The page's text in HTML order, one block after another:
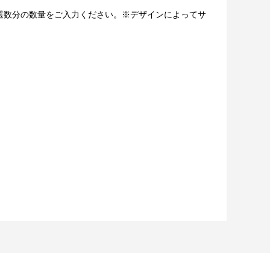
ださい。
分の数量をご入力ください。※デザインによってサ